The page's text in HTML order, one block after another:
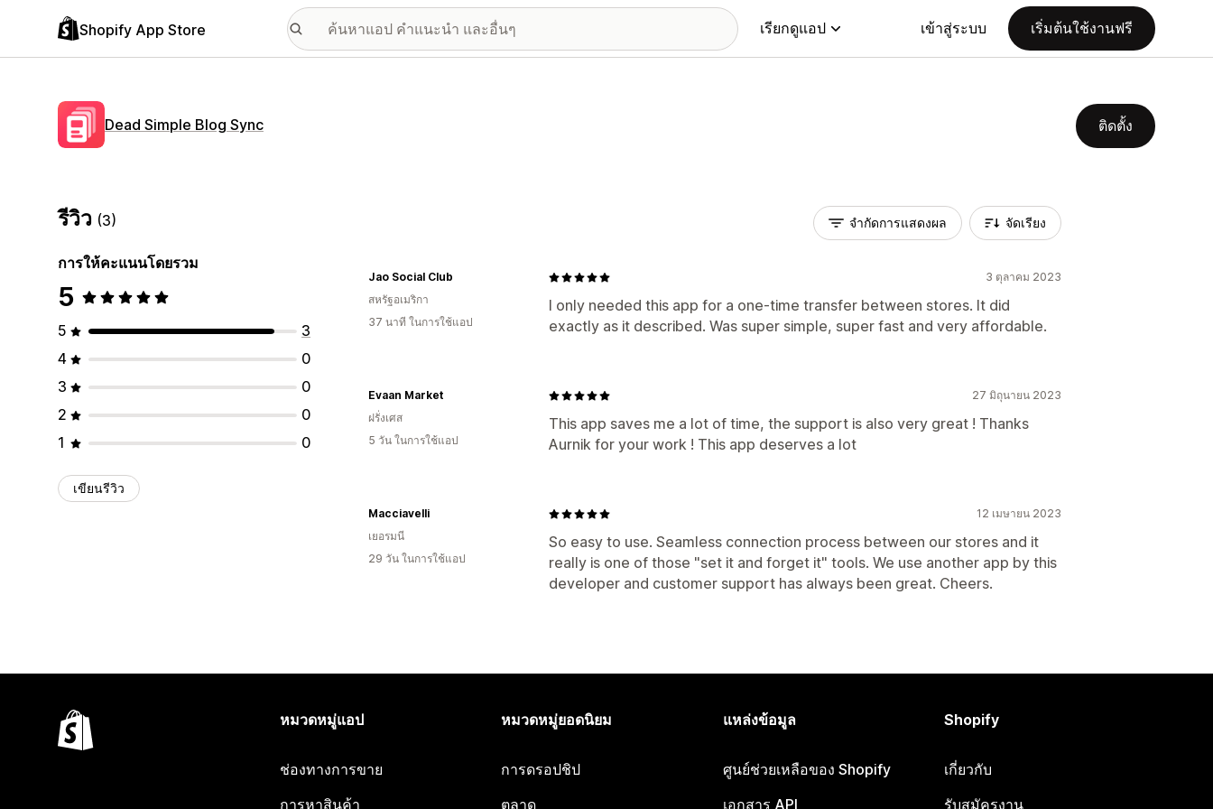
Shopify App Store เรียกดูแอป เข้าสู่ระบบ เริ่มต้นใช้งานฟรี
Dead Simple Blog Sync ติดตั้ง
รีวิว (3)
การให้คะแนนโดยรวม
5
5
3
4
0
3
0
2
0
1
0
เขียนรีวิว
จำกัดการแสดงผล จัดเรียง
3 ตุลาคม 2023
I only needed this app for a one-time transfer between stores. It did
exactly as it described. Was super simple, super fast and very affordable.
Jao Social Club
สหรัฐอเมริกา
37 นาที ในการใช้แอป
27 มิถุนายน 2023
This app saves me a lot of time, the support is also very great ! Thanks
Aurnik for your work ! This app deserves a lot
Evaan Market
ฝรั่งเศส
5 วัน ในการใช้แอป
12 เมษายน 2023
So easy to use. Seamless connection process between our stores and it
really is one of those "set it and forget it" tools. We use another app by this
developer and customer support has always been great. Cheers.
Macciavelli
เยอรมนี
29 วัน ในการใช้แอป
หมวดหมู่แอป
ช่องทางการขาย
การหาสินค้า
หมวดหมู่ยอดนิยม
การดรอปชิป
ตลาด
แหล่งข้อมูล
ศูนย์ช่วยเหลือของ Shopify
เอกสาร API
Shopify
เกี่ยวกับ
รับสมัครงาน